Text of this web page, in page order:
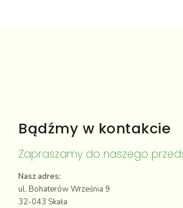
Bądźmy w kontakcie
Zapraszamy do naszego
Nasz adres:
ul. Bohaterów Września 9
32-043 Skała